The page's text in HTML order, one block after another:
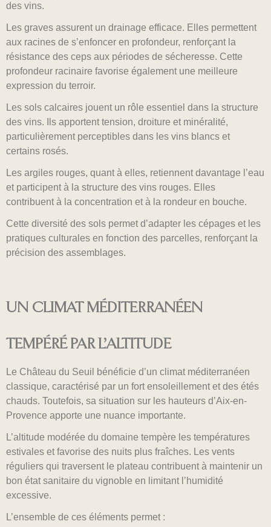
des vins.
Les graves assurent un drainage efficace. Elles permettent
aux racines de s’enfoncer en profondeur, renforçant la
résistance des ceps aux périodes de sécheresse. Cette
profondeur racinaire favorise également une meilleure
expression du terroir.
Les sols calcaires jouent un rôle essentiel dans la structure
des vins. Ils apportent tension, droiture et minéralité,
particulièrement perceptibles dans les vins blancs et
certains rosés.
Les argiles rouges, quant à elles, retiennent davantage l’eau
et participent à la structure des vins rouges. Elles
contribuent à la concentration et à la rondeur en bouche.
Cette diversité des sols permet d’adapter les cépages et les
pratiques culturales en fonction des parcelles, renforçant la
précision des assemblages.
UN CLIMAT MÉDITERRANÉEN
TEMPÉRÉ PAR L’ALTITUDE
Le Château du Seuil bénéficie d’un climat méditerranéen
classique, caractérisé par un fort ensoleillement et des étés
chauds. Toutefois, sa situation sur les hauteurs d’Aix-en-
Provence apporte une nuance importante.
L’altitude modérée du domaine tempère les températures
estivales et favorise des nuits plus fraîches. Les vents
réguliers qui traversent le plateau contribuent à maintenir un
bon état sanitaire du vignoble en limitant l’humidité
excessive.
L’ensemble de ces éléments permet :